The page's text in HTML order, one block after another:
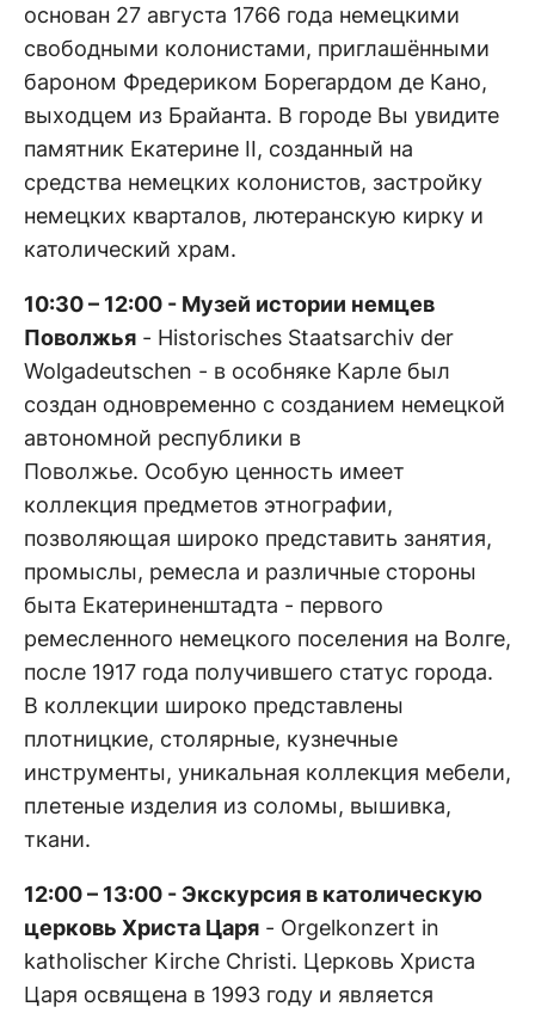
основан 27 августа 1766 года немецкими
свободными колонистами, приглашёнными
бароном Фредериком Борегардом де Кано,
выходцем из Брайанта. В городе Вы увидите
памятник Екатерине II, созданный на
средства немецких колонистов, застройку
немецких кварталов, лютеранскую кирку и
католический храм.
10:30 – 12:00 - Музей истории немцев
Поволжья - Historisches Staatsarchiv der
Wolgadeutschen - в особняке Карле был
создан одновременно с созданием немецкой
автономной республики в
Поволжье. Особую ценность имеет
коллекция предметов этнографии,
позволяющая широко представить занятия,
промыслы, ремесла и различные стороны
быта Екатериненштадта - первого
ремесленного немецкого поселения на Волге,
после 1917 года получившего статус города.
В коллекции широко представлены
плотницкие, столярные, кузнечные
инструменты, уникальная коллекция мебели,
плетеные изделия из соломы, вышивка,
ткани.
12:00 – 13:00 - Экскурсия в католическую
церковь Христа Царя - Orgelkonzert in
katholischer Kirche Christi. Церковь Христа
Царя освящена в 1993 году и является